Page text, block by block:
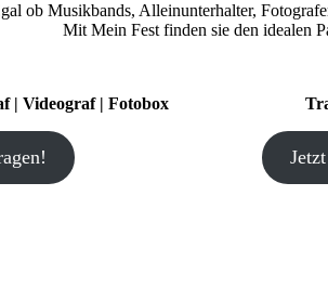
ob Musikbands, Alleinunterhalter,
Mit Mein Fest finden sie den idealen
| Videograf | Fotobox